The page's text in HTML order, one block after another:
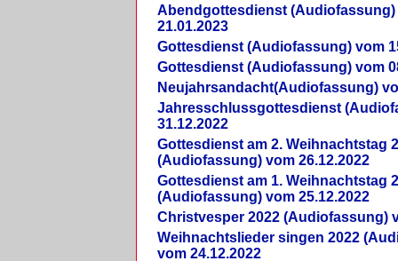
Abendgottesdienst (Audiofassung)
21.01.2023
Gottesdienst (Audiofassung) vom
Gottesdienst (Audiofassung) vom
Neujahrsandacht(Audiofassung)
Jahresschlussgottesdienst
31.12.2022
Gottesdienst am 2. Weihnachtstag
(Audiofassung) vom 26.12.2022
Gottesdienst am 1. Weihnachtstag
(Audiofassung) vom 25.12.2022
Christvesper 2022 (Audiofassung)
Weihnachtslieder singen 2022
vom 24.12.2022